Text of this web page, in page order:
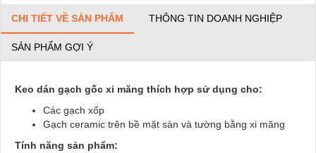
CHI TIẾT VỀ SẢN PHẨM THÔNG TIN DOANH NGHIỆP
SẢN PHẨM GỢI Ý
Keo dán gạch gốc xi măng thích hợp sử dụng cho:
Các gạch xốp
Gạch ceramic trên bề mặt sàn và tường bằng xi măng
Tính năng sản phẩm: